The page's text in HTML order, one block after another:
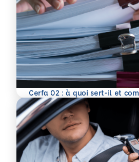
Cerfa 02 : à quoi sert-il et
En savoir plus